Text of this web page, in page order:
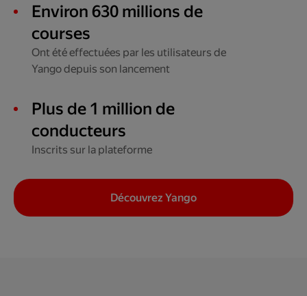
Environ 630 millions de
courses
Ont été effectuées par les utilisateurs de
Yango depuis son lancement
Plus de 1 million de
conducteurs
Inscrits sur la plateforme
Découvrez Yango